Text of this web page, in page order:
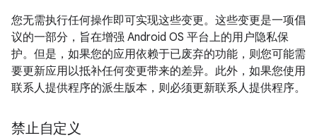
您无需执行任何操作即可实现这些变更。这些变更是一项倡
议的一部分，旨在增强 Android OS 平台上的用户隐私保
护。但是，如果您的应用依赖于已废弃的功能，则您可能需
要更新应用以抵补任何变更带来的差异。此外，如果您使用
联系人提供程序的派生版本，则必须更新联系人提供程序。
禁止自定义